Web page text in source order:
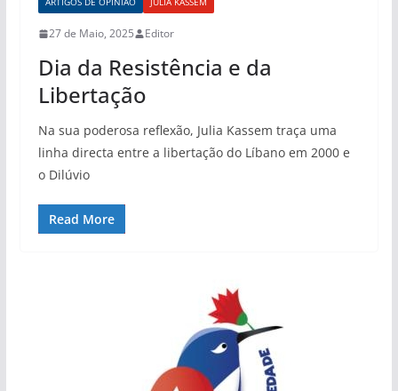
27 de Maio, 2025 Editor
Dia da Resistência e da
Libertação
Na sua poderosa reflexão, Julia Kassem traça uma
linha directa entre a libertação do Líbano em 2000 e
o Dilúvio
Read More